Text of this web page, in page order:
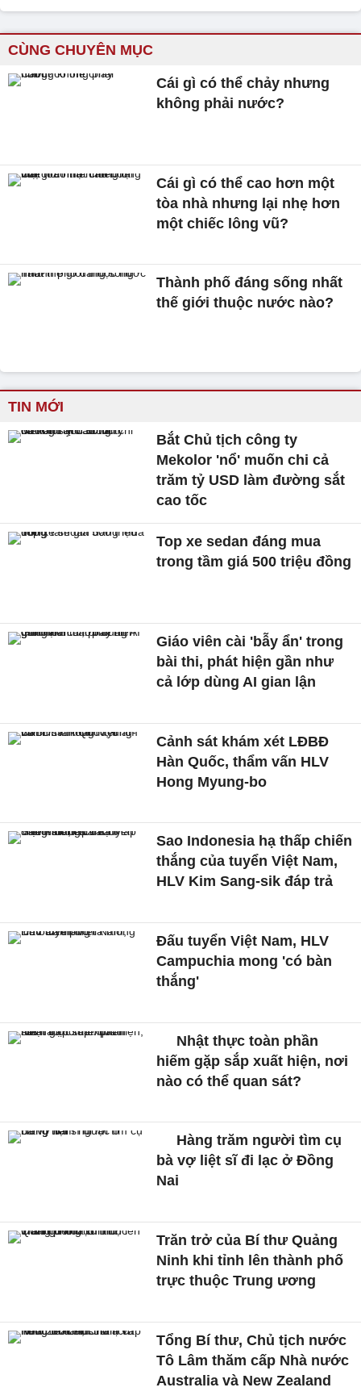
CÙNG CHUYÊN MỤC
Cái gì có thể chảy nhưng
không phải nước?
Cái gì có thể cao hơn một
tòa nhà nhưng lại nhẹ hơn
một chiếc lông vũ?
Thành phố đáng sống nhất
thế giới thuộc nước nào?
TIN MỚI
Bắt Chủ tịch công ty
Mekolor 'nổ' muốn chi cả
trăm tỷ USD làm đường sắt
cao tốc
Top xe sedan đáng mua
trong tầm giá 500 triệu đồng
Giáo viên cài 'bẫy ẩn' trong
bài thi, phát hiện gần như
cả lớp dùng AI gian lận
Cảnh sát khám xét LĐBĐ
Hàn Quốc, thẩm vấn HLV
Hong Myung-bo
Sao Indonesia hạ thấp chiến
thắng của tuyển Việt Nam,
HLV Kim Sang-sik đáp trả
Đấu tuyển Việt Nam, HLV
Campuchia mong 'có bàn
thắng'
Nhật thực toàn phần
hiếm gặp sắp xuất hiện, nơi
nào có thể quan sát?
Hàng trăm người tìm cụ
bà vợ liệt sĩ đi lạc ở Đồng
Nai
Trăn trở của Bí thư Quảng
Ninh khi tỉnh lên thành phố
trực thuộc Trung ương
Tổng Bí thư, Chủ tịch nước
Tô Lâm thăm cấp Nhà nước
Australia và New Zealand